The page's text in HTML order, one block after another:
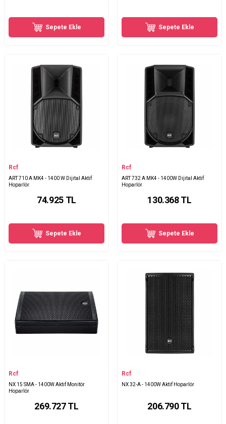
Sepete Ekle Sepete Ekle
Rcf
ART 710 A MK4 - 1400 W Dijital Aktif
Hoparlör
74.925TL
Sepete Ekle
Rcf
ART 732 A MK4 - 1400W Dijital Aktif
Hoparlör
130.368TL
Sepete Ekle
Rcf
NX 15 SMA - 1400W Aktif Monitör
Hoparlör
269.727TL
Rcf
NX 32-A - 1400W Aktif Hoparlör
206.790TL